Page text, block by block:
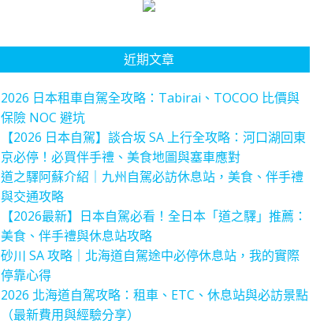
近期文章
2026 日本租車自駕全攻略：Tabirai、TOCOO 比價與
保險 NOC 避坑
【2026 日本自駕】談合坂 SA 上行全攻略：河口湖回東
京必停！必買伴手禮、美食地圖與塞車應對
道之驛阿蘇介紹｜九州自駕必訪休息站，美食、伴手禮
與交通攻略
【2026最新】日本自駕必看！全日本「道之驛」推薦：
美食、伴手禮與休息站攻略
砂川 SA 攻略｜北海道自駕途中必停休息站，我的實際
停靠心得
2026 北海道自駕攻略：租車、ETC、休息站與必訪景點
（最新費用與經驗分享）